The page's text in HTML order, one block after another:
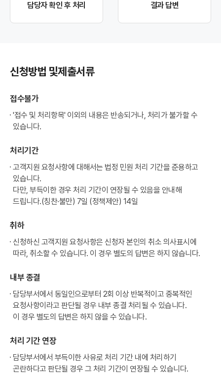
담당자 확인 후 처리 결과 답변
신청방법 및제출서류
접수불가
'접수 및 처리항목' 이외의 내용은 반송되거나, 처리가 불가할 수
있습니다.
처리기간
고객지원 요청사항에 대해서는 법정 민원 처리 기간을 준용하고
있습니다.
다만, 부득이한 경우 처리 기간이 연장될 수 있음을 안내해
드립니다.(칭찬·불만) 7일 (정책제안) 14일
취하
신청하신 고객지원 요청사항은 신청자 본인의 취소 의사표시에
따라, 취소할 수 있습니다. 이 경우 별도의 답변은 하지 않습니다.
내부 종결
담당부서에서 동일인으로부터 2회 이상 반복적이고 중복적인
요청사항이라고 판단될 경우 내부 종결 처리될 수 있습니다.
이 경우 별도의 답변은 하지 않을 수 있습니다.
처리 기간 연장
담당부서에서 부득이한 사유로 처리 기간 내에 처리하기
곤란하다고 판단될 경우 그 처리 기간이 연장될 수 있습니다.